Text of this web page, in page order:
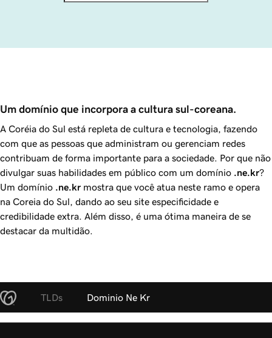
Um domínio que incorpora a cultura sul-coreana.
A Coréia do Sul está repleta de cultura e tecnologia, fazendo
com que as pessoas que administram ou gerenciam redes
contribuam de forma importante para a sociedade. Por que não
divulgar suas habilidades em público com um domínio .ne.kr?
Um domínio .ne.kr mostra que você atua neste ramo e opera
na Coreia do Sul, dando ao seu site especificidade e
credibilidade extra. Além disso, é uma ótima maneira de se
destacar da multidão.
TLDs Dominio Ne Kr